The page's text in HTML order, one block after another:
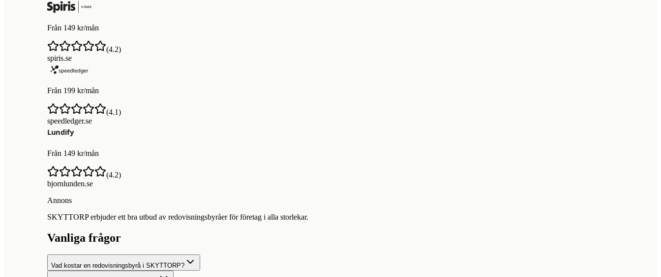
Från 149 kr/mån
(4.2)
spiris.se
Från 199 kr/mån
(4.1)
speedledger.se
Från 149 kr/mån
(4.2)
bjornlunden.se
Annons
SKYTTORP erbjuder ett bra utbud av redovisningsbyråer för företag i alla storlekar.
Vanliga frågor
Vad kostar en redovisningsbyrå i SKYTTORP?